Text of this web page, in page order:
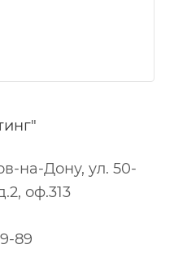
на-Дону, ул. 50-
оф.313
89